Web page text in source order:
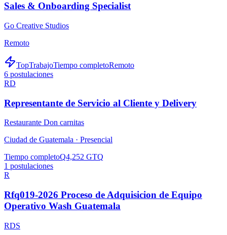
Sales & Onboarding Specialist
Go Creative Studios
Remoto
TopTrabajoTiempo completoRemoto
6 postulaciones
RD
Representante de Servicio al Cliente y Delivery
Restaurante Don carnitas
Ciudad de Guatemala · Presencial
Tiempo completoQ4,252 GTQ
1 postulaciones
R
Rfq019-2026 Proceso de Adquisicion de Equipo
Operativo Wash Guatemala
RDS